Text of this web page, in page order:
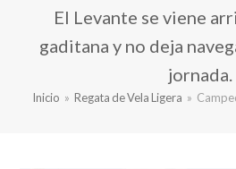
El Levante se viene
gaditana y no deja
jornada.
Inicio » Regata de Vela Ligera »